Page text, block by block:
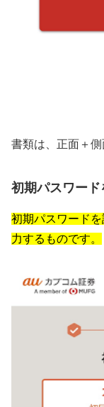
書類は、正面＋側
初期パスワー
初期パスワード
力するものです。